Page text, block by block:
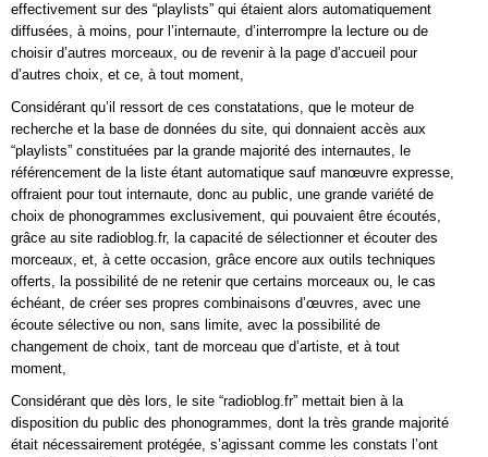
effectivement sur des “playlists” qui étaient alors automatiquement
diffusées, à moins, pour l’internaute, d’interrompre la lecture ou de
choisir d’autres morceaux, ou de revenir à la page d’accueil pour
d’autres choix, et ce, à tout moment,
Considérant qu’il ressort de ces constatations, que le moteur de
recherche et la base de données du site, qui donnaient accès aux
“playlists” constituées par la grande majorité des internautes, le
référencement de la liste étant automatique sauf manœuvre expresse,
offraient pour tout internaute, donc au public, une grande variété de
choix de phonogrammes exclusivement, qui pouvaient être écoutés,
grâce au site radioblog.fr, la capacité de sélectionner et écouter des
morceaux, et, à cette occasion, grâce encore aux outils techniques
offerts, la possibilité de ne retenir que certains morceaux ou, le cas
échéant, de créer ses propres combinaisons d’œuvres, avec une
écoute sélective ou non, sans limite, avec la possibilité de
changement de choix, tant de morceau que d’artiste, et à tout
moment,
Considérant que dès lors, le site “radioblog.fr” mettait bien à la
disposition du public des phonogrammes, dont la très grande majorité
était nécessairement protégée, s’agissant comme les constats l’ont